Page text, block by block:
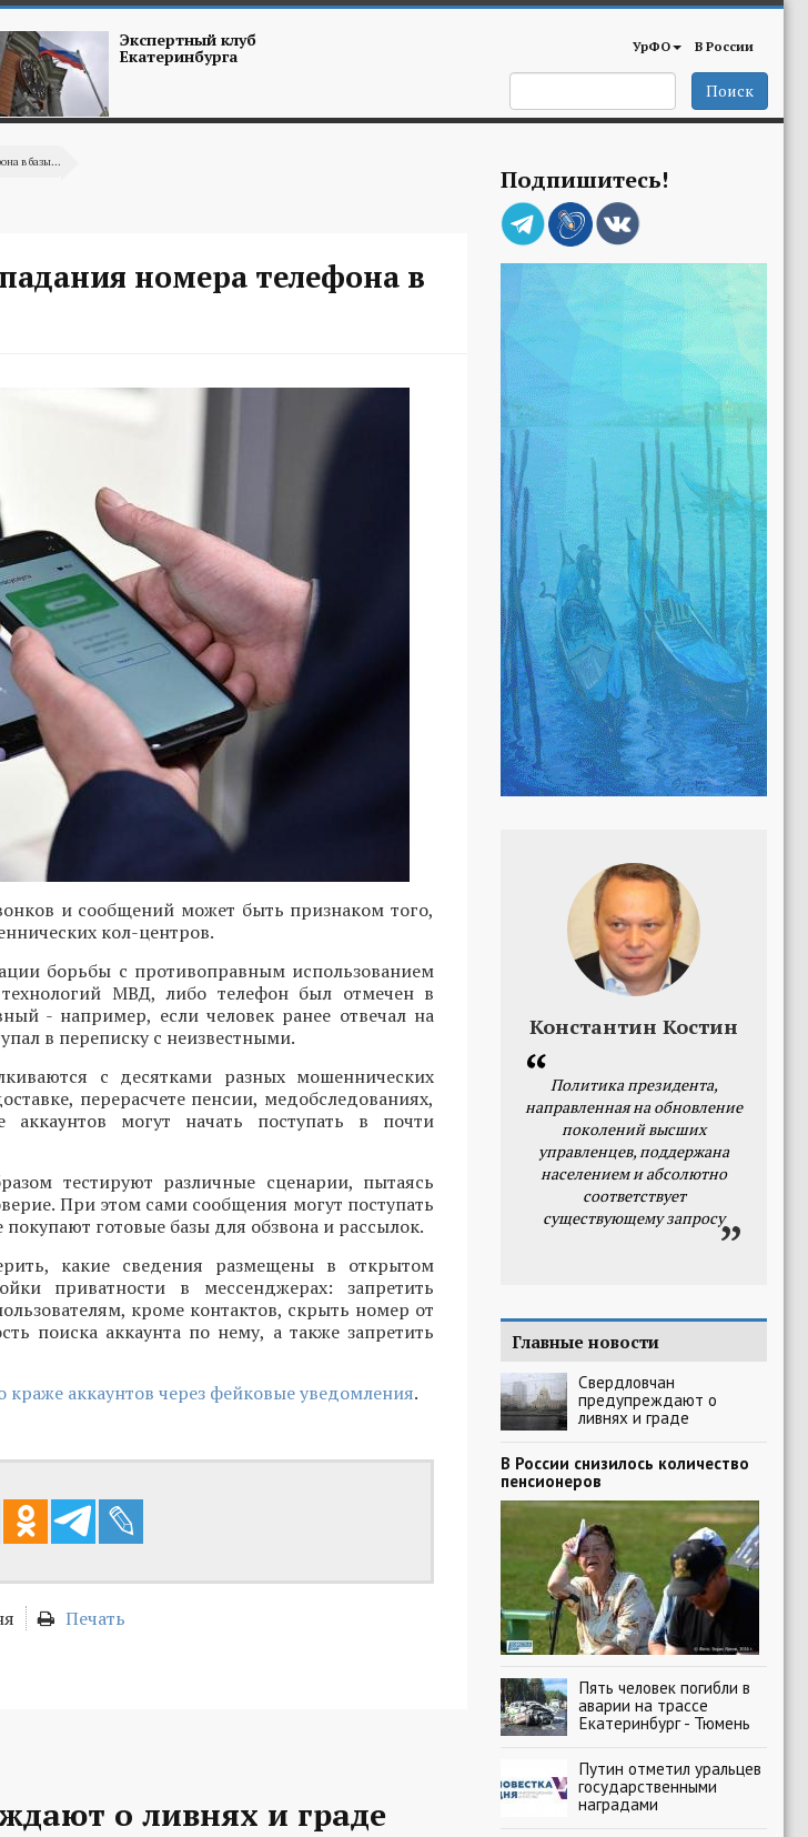
Экспертный клуб
Екатеринбурга УрФО В России
Поиск
в базы...
номера телефона в
и сообщений может быть признаком того,
кол-центров.
борьбы с противоправным использованием
МВД, либо телефон был отмечен в
- например, если человек ранее отвечал на
в переписку с неизвестными.
с десятками разных мошеннических
перерасчете пенсии, медобследованиях,
могут начать поступать в почти
тестируют различные сценарии, пытаясь
При этом сами сообщения могут поступать
готовые базы для обзвона и рассылок.
какие сведения размещены в открытом
приватности в мессенджерах: запретить
кроме контактов, скрыть номер от
поиска аккаунта по нему, а также запретить
краже аккаунтов через фейковые уведомления.
Печать
о ливнях и граде
Подпишитесь!
Константин Костин
Политика президента,
направленная на обновление
поколений высших
управленцев, поддержана
населением и абсолютно
соответствует
существующему запросу
Главные новости
Свердловчан
предупреждают о
ливнях и граде
В России снизилось количество
пенсионеров
Пять человек погибли в
аварии на трассе
Екатеринбург - Тюмень
Путин отметил уральцев
государственными
наградами